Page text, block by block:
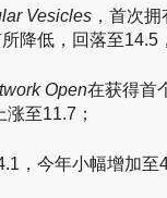
Vesicles ，首次
降低，回落至14.5
Open在获得首
至11.7；
，今年小幅增加至